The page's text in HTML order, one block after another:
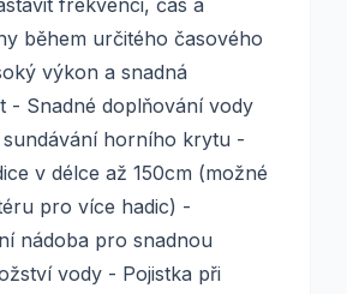
frekvenci, čas a
během určitého časového
výkon a snadná
- Snadné doplňování vody
horního krytu -
v délce až 150cm (možné
pro více hadic) -
nádoba pro snadnou
vody - Pojistka při